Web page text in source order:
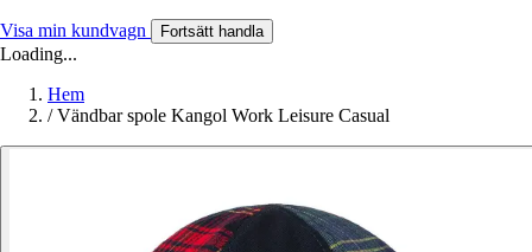
Visa min kundvagn Fortsätt handla
Loading...
Hem
/ Vändbar spole Kangol Work Leisure Casual